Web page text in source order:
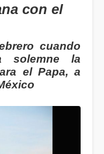
con el
cuando
solemne la
el Papa, a